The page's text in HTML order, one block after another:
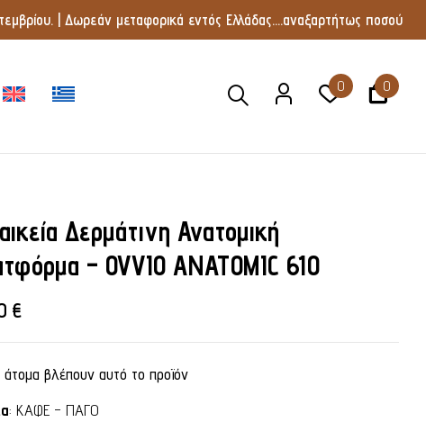
| Δωρεάν μεταφορικά εντός Ελλάδας....αναξαρτήτως ποσού
0 0
Δερμάτινη Ανατομική
– OVVIO ANATOMIC 610
€
άτομα βλέπουν αυτό το προϊόν
: ΚΑΦΕ - ΠΑΓΟ